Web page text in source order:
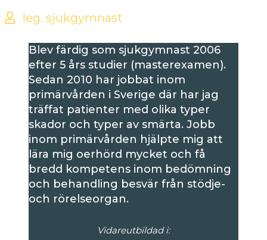
leg. sjuk gymnast
Blev färdig som sjukgymnast 2006
efter 5 års studier (masterexamen).
Sedan 2010 har jobbat inom
primärvården i Sverige där har jag
träffat patienter med olika typer
skador och typer av smärta. Jobb
inom primärvården hjälpte mig att
lära mig oerhörd mycket och få
bredd kompetens inom bedömning
och behandling besvär från stödje-
och rörelseorgan.
Vidareutbildad i: